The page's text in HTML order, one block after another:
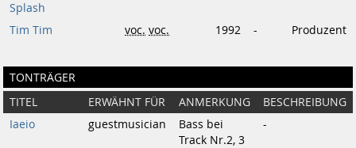
Splash
Tim Tim voc. voc. 1992 - Produzent
TONTRÄGER
TITEL ERWÄHNT FÜR ANMERKUNG
BESCHREIBUNG
Iaeio
guestmusician
Bass bei
Track Nr.2, 3
-